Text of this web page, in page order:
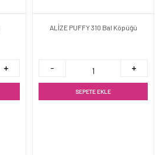
ALİZE PUFFY 310 Bal Köpüğü
SEPETE EKLE